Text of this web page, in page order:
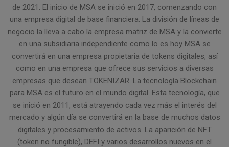
de 2021. El inicio de MSA se inició en 2017, comenzando con
una empresa digital de base financiera. La división de líneas de
negocio la lleva a cabo la empresa matriz de MSA y la convierte
en una subsidiaria independiente como lo es hoy MSA se
convertirá en una empresa propietaria de tokens digitales, así
como en una empresa que ofrece sus servicios a diversas
empresas que desean TOKENIZAR. La tecnología Blockchain
para MSA es el futuro en el mundo digital. Esta tecnología, que
se inició en 2011, está atrayendo cada vez más el interés del
mercado y algún día se convertirá en la base de muchos datos
digitales y procesamiento de activos. La aparición de NFT
(token no fungible), DEFI y varios desarrollos nuevos en el